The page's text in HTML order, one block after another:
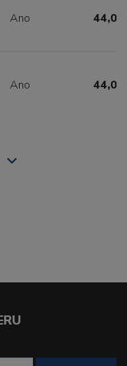
Ano 44,00
Ano 44,00